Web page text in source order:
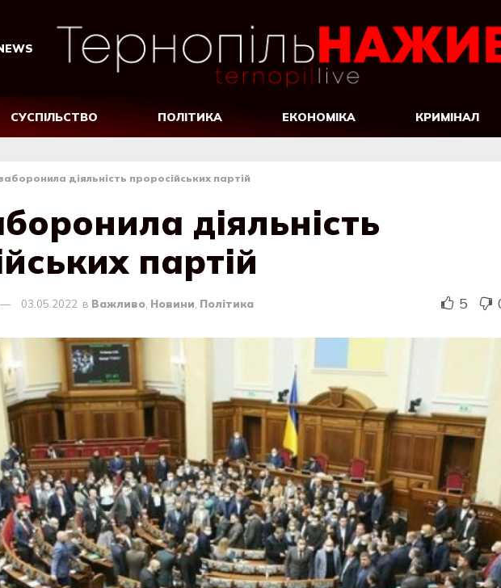
СУСПІЛЬСТВО ПОЛІТИКА ЕКОНОМІКА КРИМІНАЛ
діяльність проросійських партій
діяльність
партій
03.05.2022 в Важливо, Новини, Політика 5